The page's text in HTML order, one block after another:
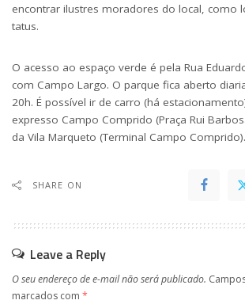
encontrar ilustres moradores do local, como
tatus.
O acesso ao espaço verde é pela Rua
com Campo Largo. O parque fica aberto
20h. É possível ir de carro (há
expresso Campo Comprido (Praça Rui
da Vila Marqueto (Terminal Campo Comprido).
SHARE ON
Leave a Reply
O seu endereço de e-mail não será publicado.
marcados com *